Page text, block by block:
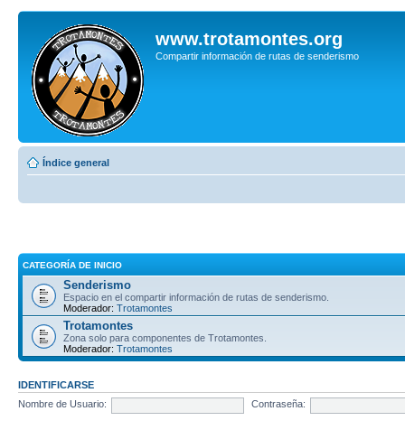
www.trotamontes.org
Compartir información de rutas de senderismo
Índice general
CATEGORÍA DE INICIO
Senderismo
Espacio en el compartir información de rutas de senderismo.
Moderador: Trotamontes
Trotamontes
Zona solo para componentes de Trotamontes.
Moderador: Trotamontes
IDENTIFICARSE
Nombre de Usuario:
Contraseña: